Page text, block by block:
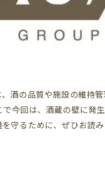
酒の品質や施設の維持
今回は、酒蔵の壁に発
守るために、ぜひお読